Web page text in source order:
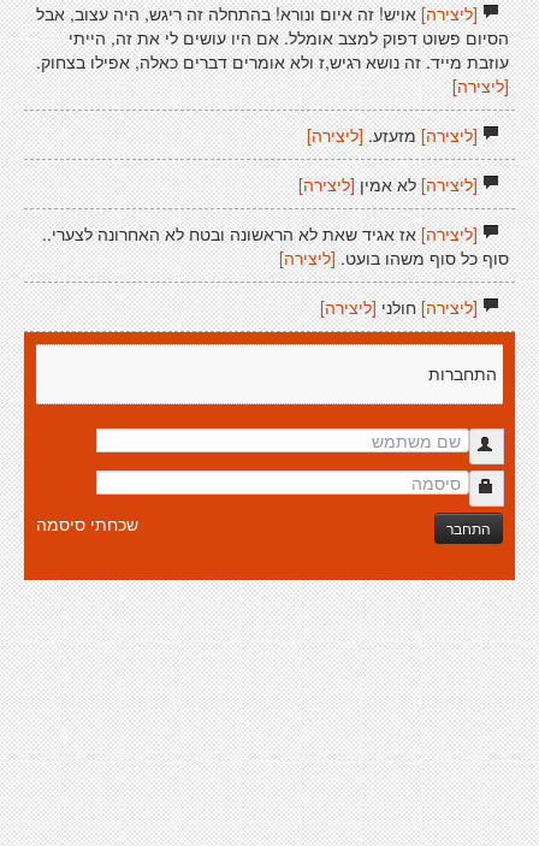
[ליצירה]אויש! זה איום ונורא! בהתחלה זה ריגש, היה עצוב, אבל
הסיום פשוט דפוק למצב אומלל. אם היו עושים לי את זה, הייתי
עוזבת מייד. זה נושא רגיש,ז ולא אומרים דברים כאלה, אפילו בצחוק.
[ליצירה]
[ליצירה]מזעזע.[ליצירה]
[ליצירה]לא אמין [ליצירה]
[ליצירה]אז אגיד שאת לא הראשונה ובטח לא האחרונה לצערי..
סוף כל סוף משהו בועט.[ליצירה]
[ליצירה]חולני [ליצירה]
התחברות
התחבר שכחתי סיסמה